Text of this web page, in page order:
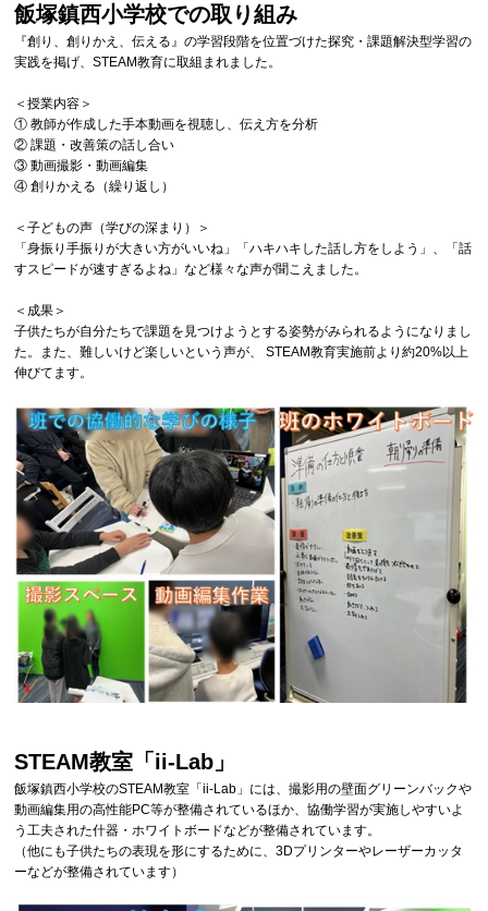
飯塚鎮西小学校での取り組み
『創り、創りかえ、伝える』の学習段階を位置づけた探究・課題解決型学習の
実践を掲げ、STEAM教育に取組まれました。
＜授業内容＞
① 教師が作成した手本動画を視聴し、伝え方を分析
② 課題・改善策の話し合い
③ 動画撮影・動画編集
④ 創りかえる（繰り返し）
＜子どもの声（学びの深まり）＞
「身振り手振りが大きい方がいいね」「ハキハキした話し方をしよう」、「話
すスピードが速すぎるよね」など様々な声が聞こえました。
＜成果＞
子供たちが自分たちで課題を見つけようとする姿勢がみられるようになりまし
た。また、難しいけど楽しいという声が、 STEAM教育実施前より約20%以上
伸びてます。
STEAM教室「ii-Lab」
飯塚鎮西小学校のSTEAM教室「ii-Lab」には、撮影用の壁面グリーンバックや
動画編集用の高性能PC等が整備されているほか、協働学習が実施しやすいよ
う工夫された什器・ホワイトボードなどが整備されています。
（他にも子供たちの表現を形にするために、3Dプリンターやレーザーカッタ
ーなどが整備されています）